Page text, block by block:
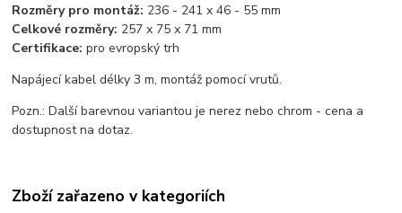
Rozměry pro montáž: 236 - 241 x 46 - 55 mm
Celkové rozměry: 257 x 75 x 71 mm
Certifikace: pro evropský trh
Napájecí kabel délky 3 m, montáž pomocí vrutů.
Pozn.: Další barevnou variantou je nerez nebo chrom - cena a
dostupnost na dotaz.
Zboží zařazeno v kategoriích